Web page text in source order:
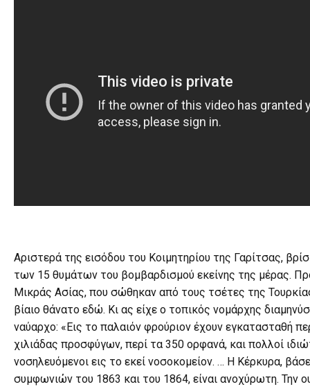
Αριστερά της εισόδου του Κοιμητηρίου της Γαρίτσας,
των 15 θυμάτων του βομβαρδισμού εκείνης της μέρας.
Μικράς Ασίας, που σώθηκαν από τους τσέτες της
βίαιο θάνατο εδώ. Κι ας είχε ο τοπικός νομάρχης
ναύαρχο: «Εις το παλαιόν φρούριον έχουν εγκατασταθή
χιλιάδας προσφύγων, περί τα 350 ορφανά, και πολλοί
νοσηλευόμενοι εις το εκεί νοσοκομείον. … Η Κέρκυρα,
συμφωνιών του 1863 και του 1864, είναι ανοχύρωτη. Την